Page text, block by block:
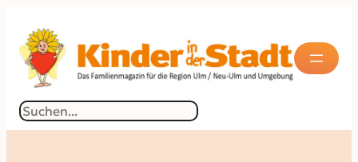
Inhalt
springen
Suchen